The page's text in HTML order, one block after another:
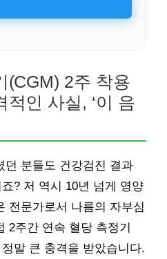
(CGM) 2주 착용
인 사실, ‘이 음
던 분들도 건강검진 결과
? 저 역시 10년 넘게 영양
전문가로서 나름의 자부심
2주간 연속 혈당 측정기
말 큰 충격을 받았습니다.